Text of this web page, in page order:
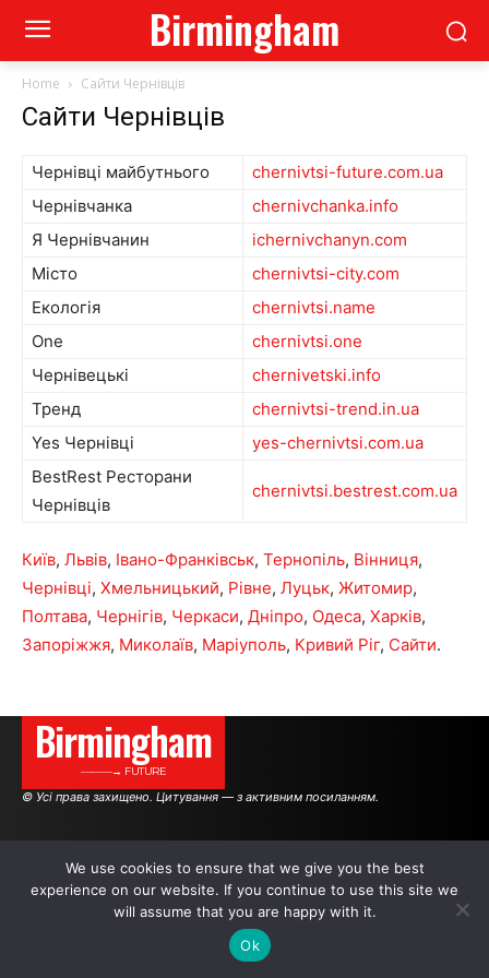
Birmingham
Home Сайти Чернівців
Сайти Чернівців
Чернівці майбутнього
chernivtsi-future.com.ua
Чернівчанка
chernivchanka.info
Я Чернівчанин
ichernivchanyn.com
Місто
chernivtsi-city.com
Екологія
chernivtsi.name
One
chernivtsi.one
Чернівецькі
chernivetski.info
Тренд
chernivtsi-trend.in.ua
Yes Чернівці
yes-chernivtsi.com.ua
BestRest Ресторани
Чернівців
chernivtsi.bestrest.com.ua
Київ, Львів, Івано-Франківськ, Тернопіль, Вінниця,
Чернівці, Хмельницький, Рівне, Луцьк, Житомир,
Полтава, Чернігів, Черкаси, Дніпро, Одеса, Харків,
Запоріжжя, Миколаїв, Маріуполь, Кривий Ріг, Сайти.
Birmingham
———→ FUTURE
© Усі права захищено. Цитування — з активним посиланням.
АВТОРИ РЕКЛАМА НА САЙТІ
We use cookies to ensure that we give you the best
experience on our website. If you continue to use this site we
will assume that you are happy with it.
Ok